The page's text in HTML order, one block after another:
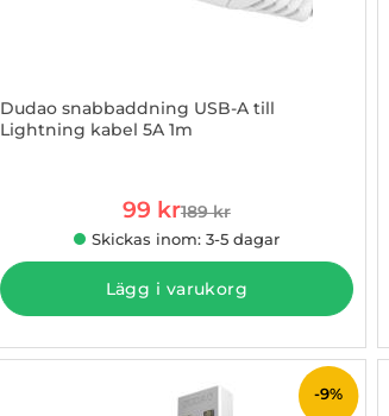
Dudao snabbaddning USB-A till
Lightning kabel 5A 1m
rea pris
99 krtidigare pris
189 kr
Skickas inom: 3-5 dagar
Lägg i varukorg
-9%